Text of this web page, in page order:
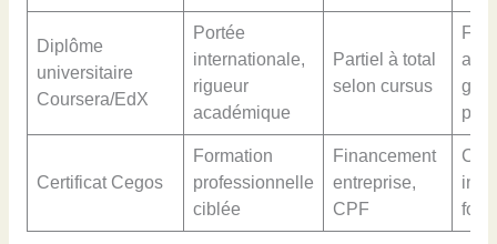
Diplôme
universitaire
Coursera/EdX
Portée
internationale,
rigueur
académique
Partiel à total
selon cursus
Certificat Cegos
Formation
professionnelle
ciblée
Financement
entreprise,
CPF